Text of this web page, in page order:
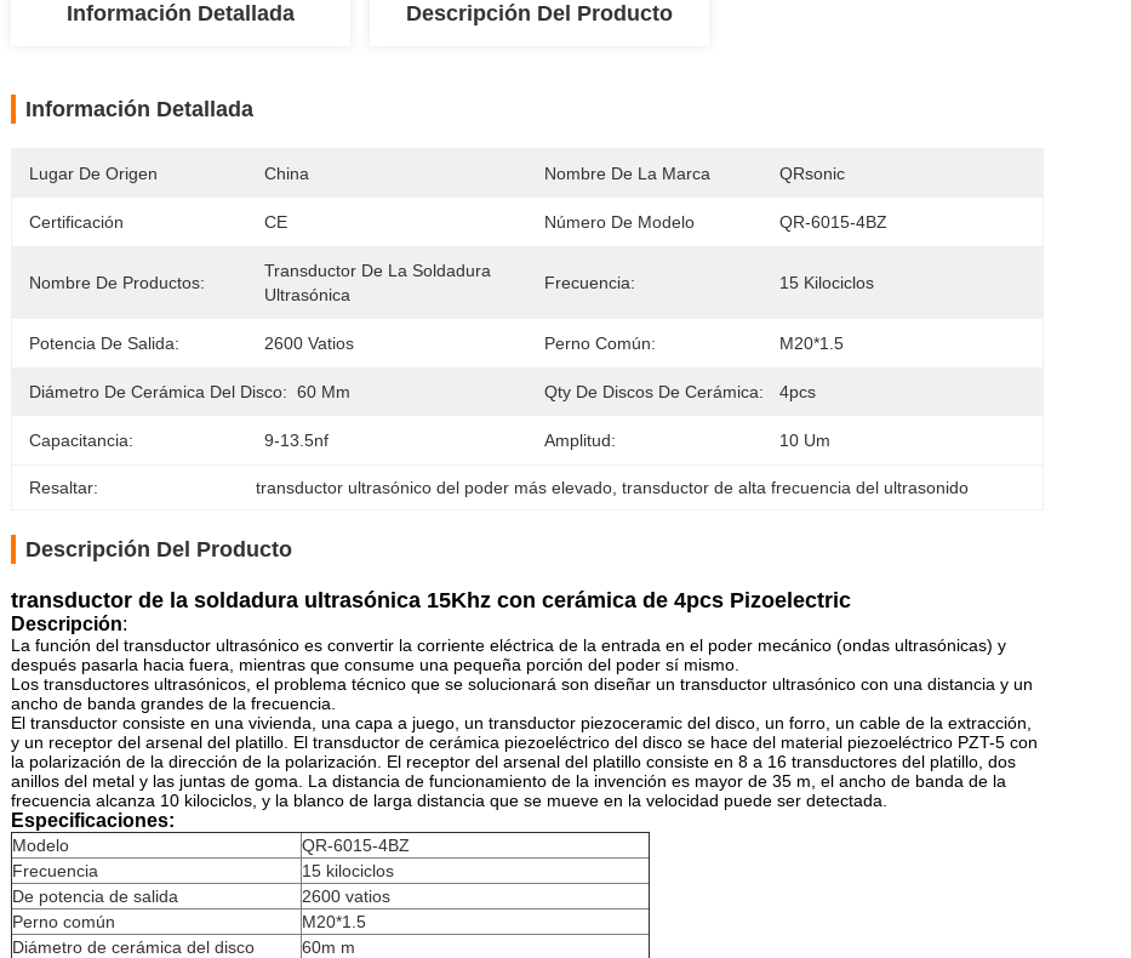
Información Detallada Descripción Del Producto
Información Detallada
Lugar De Origen China Nombre De La Marca QRsonic
Certificación CE Número De Modelo QR-6015-4BZ
Nombre De Productos:
Transductor De La Soldadura
Ultrasónica
Frecuencia: 15 Kilociclos
Potencia De Salida: 2600 Vatios Perno Común: M20*1.5
Diámetro De Cerámica Del Disco: 60 Mm Qty De Discos De Cerámica: 4pcs
Capacitancia: 9-13.5nf Amplitud: 10 Um
Resaltar: transductor ultrasónico del poder más elevado , transductor de alta frecuencia del ultrasonido
Descripción Del Producto
transductor de la soldadura ultrasónica 15Khz con cerámica de 4pcs Pizoelectric
Descripción:
La función del transductor ultrasónico es convertir la corriente eléctrica de la entrada en el poder mecánico (ondas ultrasónicas) y
después pasarla hacia fuera, mientras que consume una pequeña porción del poder sí mismo.
Los transductores ultrasónicos, el problema técnico que se solucionará son diseñar un transductor ultrasónico con una distancia y un
ancho de banda grandes de la frecuencia.
El transductor consiste en una vivienda, una capa a juego, un transductor piezoceramic del disco, un forro, un cable de la extracción,
y un receptor del arsenal del platillo. El transductor de cerámica piezoeléctrico del disco se hace del material piezoeléctrico PZT-5 con
la polarización de la dirección de la polarización. El receptor del arsenal del platillo consiste en 8 a 16 transductores del platillo, dos
anillos del metal y las juntas de goma. La distancia de funcionamiento de la invención es mayor de 35 m, el ancho de banda de la
frecuencia alcanza 10 kilociclos, y la blanco de larga distancia que se mueve en la velocidad puede ser detectada.
Especificaciones:
Modelo
QR-6015-4BZ
Frecuencia
15 kilociclos
De potencia de salida
2600 vatios
Perno común
M20*1.5
Diámetro de cerámica del disco
60m m